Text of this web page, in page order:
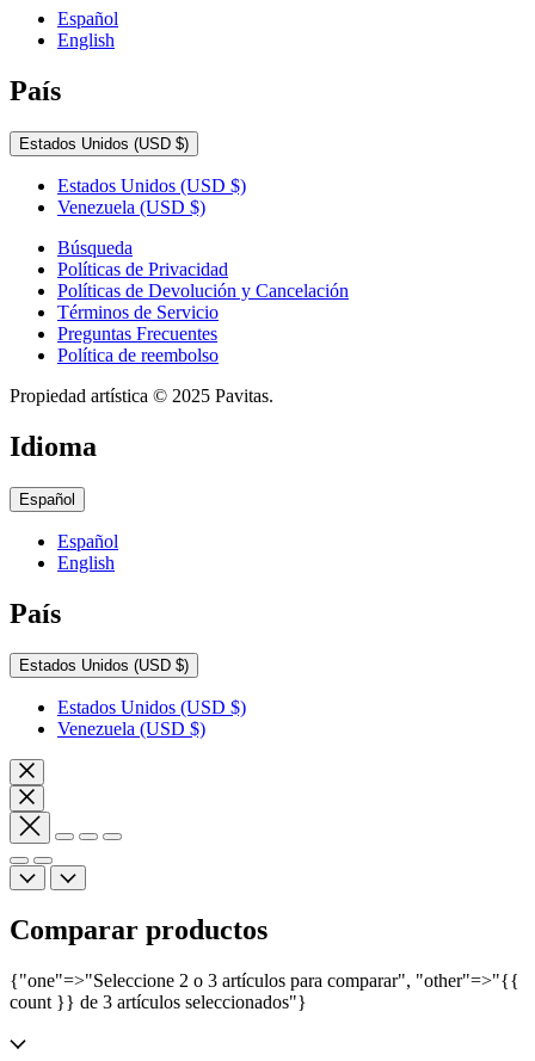
Español
English
País
Estados Unidos (USD $)
Estados Unidos (USD $)
Venezuela (USD $)
Búsqueda
Políticas de Privacidad
Políticas de Devolución y Cancelación
Términos de Servicio
Preguntas Frecuentes
Política de reembolso
Propiedad artística © 2025 Pavitas.
Idioma
Español
Español
English
País
Estados Unidos (USD $)
Estados Unidos (USD $)
Venezuela (USD $)
Comparar productos
{"one"=>"Seleccione 2 o 3 artículos para comparar", "other"=>"{{
count }} de 3 artículos seleccionados"}